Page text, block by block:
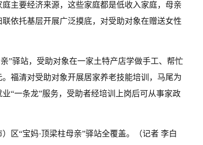
主要经济来源，这些家庭都是低收入家庭，母亲
依托基层开展广泛摸底，对受助对象在赠送女性
”驿站，受助对象在一家土特产店学做手工、帮忙
福清对受助对象开展居家养老技能培训，马尾为
“一条龙”服务，受助者经培训上岗后可从事家政
区“宝妈·顶梁柱母亲”驿站全覆盖。（记者 李白